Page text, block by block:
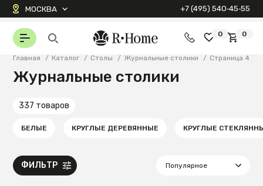
МОСКВА +7 (495) 540‑45‑55
0 0
Главная / Каталог / Столы / Журнальные столики / Страница 4
Журнальные столики
337 товаров
БЕЛЫЕ КРУГЛЫЕ ДЕРЕВЯННЫЕ КРУГЛЫЕ
ФИЛЬТР